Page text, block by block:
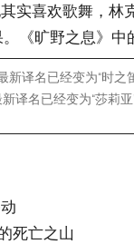
实喜欢歌舞，林
《旷野之息》中
新译名已经变为“时之
新译名已经变为“莎莉亚
死亡之山